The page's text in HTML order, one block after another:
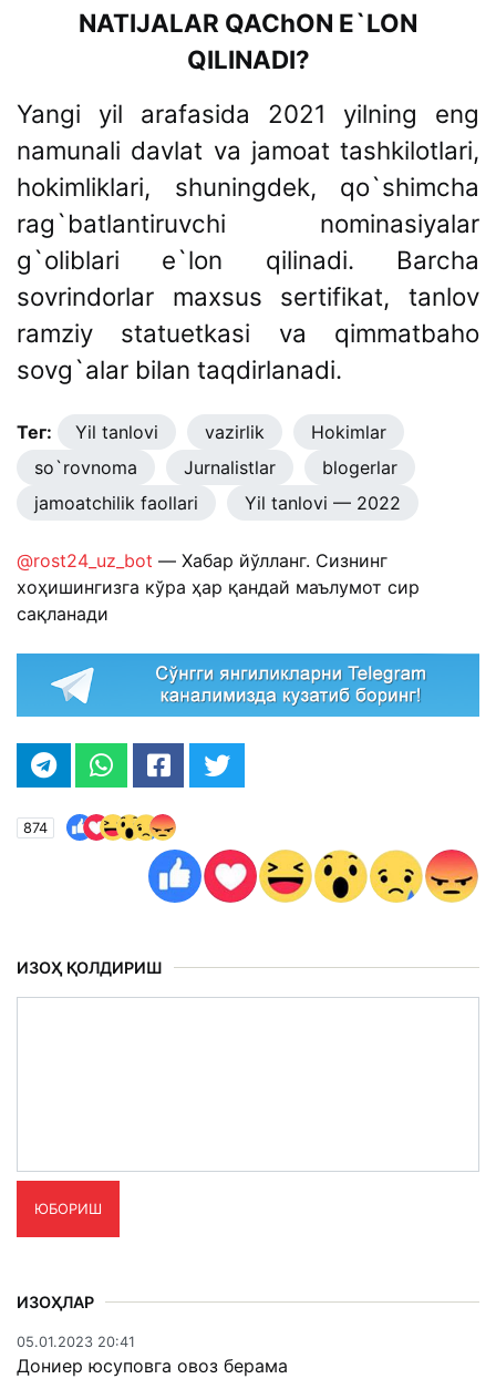
NATIJALAR QAChON E`LON
QILINADI?
Yangi yil arafasida 2021 yilning eng
namunali davlat va jamoat tashkilotlari,
hokimliklari, shuningdek, qo`shimcha
rag`batlantiruvchi nominasiyalar
g`oliblari e`lon qilinadi. Barcha
sovrindorlar maxsus sertifikat, tanlov
ramziy statuetkasi va qimmatbaho
sovg`alar bilan taqdirlanadi.
Тег: Yil tanlovi vazirlik
Hokimlar
so`rovnoma
Jurnalistlar
blogerlar
jamoatchilik faollari
Yil tanlovi — 2022
@rost24_uz_bot — Хабар йўлланг. Сизнинг
хоҳишингизга кўра ҳар қандай маълумот сир
сақланади
874
ИЗОҲ ҚОЛДИРИШ
ЮБОРИШ
ИЗОҲЛАР
05.01.2023 20:41
Дониер юсуповга овоз берама